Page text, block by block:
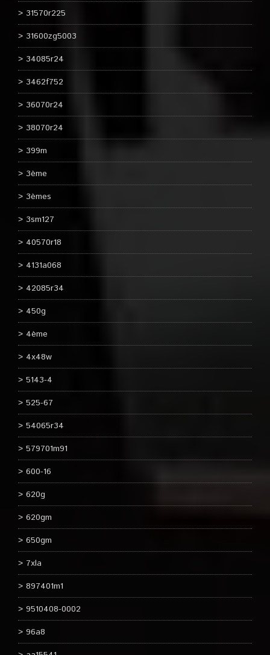
31570r225
31600zg5003
34085r24
3462f752
36070r24
38070r24
399m
3ème
3èmes
3sm127
40570r18
4131a068
42085r34
450g
4ème
4x48w
5143-4
525-67
54065r34
579701m91
600-16
620g
620gm
650gm
7xla
897401m1
9510408-0002
96a8